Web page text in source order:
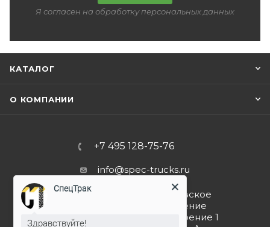
Я согласен на обработку персональных данных
КАТАЛОГ
О КОМПАНИИ
+7 495 128-75-76
info@spec-trucks.ru
108820, г. Москва, Киевское
шоссе 21-й км (поселение
Мосрентген), дом 3 строение 1
СпецТрак
Здравствуйте!